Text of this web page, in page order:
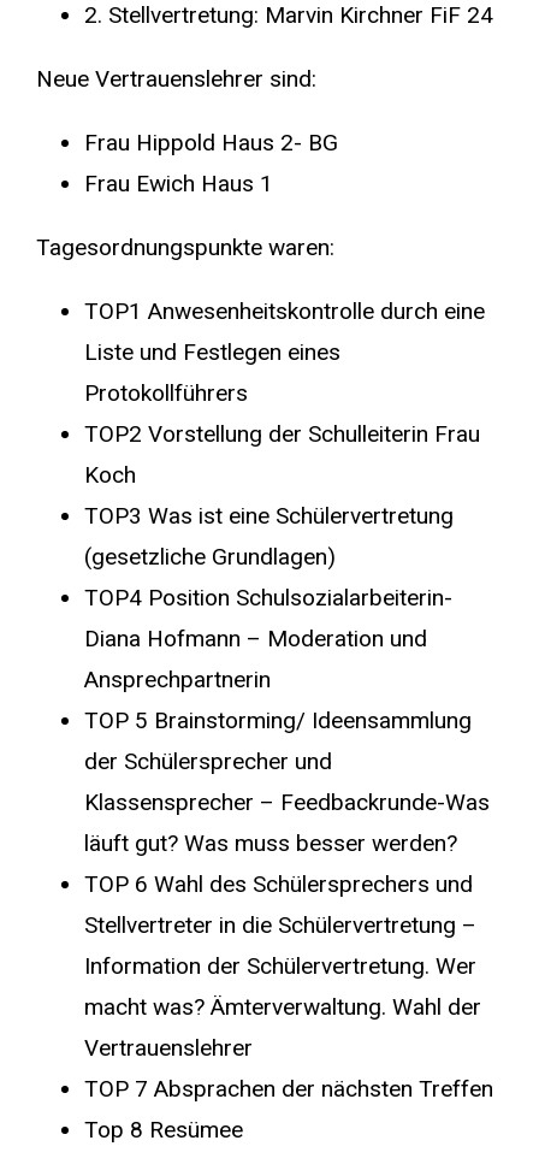
2. Stellvertretung: Marvin Kirchner FiF 24
Neue Vertrauenslehrer sind:
Frau Hippold Haus 2- BG
Frau Ewich Haus 1
Tagesordnungspunkte waren:
TOP1 Anwesenheitskontrolle durch eine
Liste und Festlegen eines
Protokollführers
TOP2 Vorstellung der Schulleiterin Frau
Koch
TOP3 Was ist eine Schülervertretung
(gesetzliche Grundlagen)
TOP4 Position Schulsozialarbeiterin-
Diana Hofmann – Moderation und
Ansprechpartnerin
TOP 5 Brainstorming/ Ideensammlung
der Schülersprecher und
Klassensprecher – Feedbackrunde-Was
läuft gut? Was muss besser werden?
TOP 6 Wahl des Schülersprechers und
Stellvertreter in die Schülervertretung –
Information der Schülervertretung. Wer
macht was? Ämterverwaltung. Wahl der
Vertrauenslehrer
TOP 7 Absprachen der nächsten Treffen
Top 8 Resümee